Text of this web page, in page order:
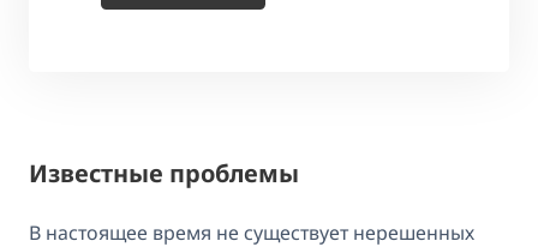
Известные проблемы
В настоящее время не существует нерешенных